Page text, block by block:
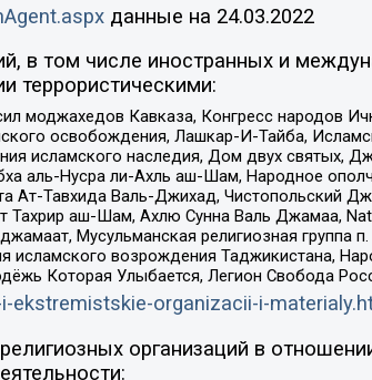
данные на 24.03.2022
в том числе иностранных и
террористическими:
Кавказа, Конгресс народов
освобождения, Лашкар-И-Тайба,
исламского наследия, Дом двух святых,
аль-Нусра ли-Ахль аш-Шам, Народное
Ат-Тавхида Валь-Джихад, Чистопольский
аш-Шам, Ахлю Сунна Валь Джамаа,
Мусульманская религиозная группа
исламского возрождения Таджикистана,
Которая Улыбается, Легион Свобода
organizacii-i-
организаций в